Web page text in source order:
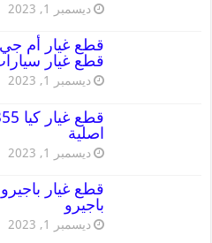
ديسمبر 1, 2023
قطع غيار
ديسمبر 1, 2023
اصلية
ديسمبر 1, 2023
باجيرو
ديسمبر 1, 2023